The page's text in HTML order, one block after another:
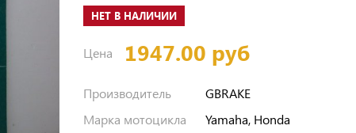
НЕТ В НАЛИЧИИ
Цена 1947.00 руб
Производитель
GBRAKE
Марка мотоцикла
Yamaha, Honda